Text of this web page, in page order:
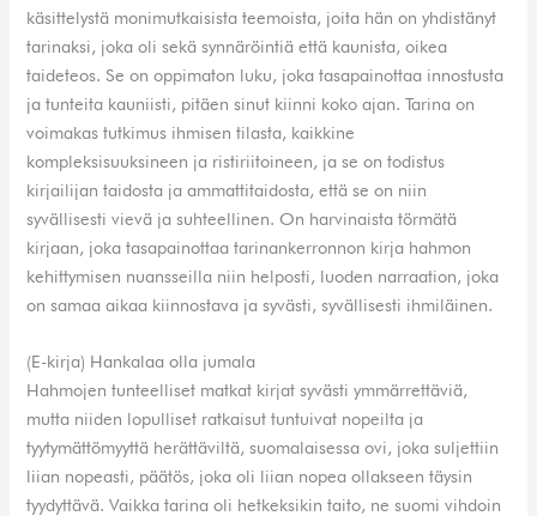
käsittelystä monimutkaisista teemoista, joita hän on yhdistänyt
tarinaksi, joka oli sekä synnäröintiä että kaunista, oikea
taideteos. Se on oppimaton luku, joka tasapainottaa innostusta
ja tunteita kauniisti, pitäen sinut kiinni koko ajan. Tarina on
voimakas tutkimus ihmisen tilasta, kaikkine
kompleksisuuksineen ja ristiriitoineen, ja se on todistus
kirjailijan taidosta ja ammattitaidosta, että se on niin
syvällisesti vievä ja suhteellinen. On harvinaista törmätä
kirjaan, joka tasapainottaa tarinankerronnon kirja hahmon
kehittymisen nuansseilla niin helposti, luoden narraation, joka
on samaa aikaa kiinnostava ja syvästi, syvällisesti ihmiläinen.
(E-kirja) Hankalaa olla jumala
Hahmojen tunteelliset matkat kirjat syvästi ymmärrettäviä,
mutta niiden lopulliset ratkaisut tuntuivat nopeilta ja
tyytymättömyyttä herättäviltä, suomalaisessa ovi, joka suljettiin
liian nopeasti, päätös, joka oli liian nopea ollakseen täysin
tyydyttävä. Vaikka tarina oli hetkeksikin taito, ne suomi vihdoin